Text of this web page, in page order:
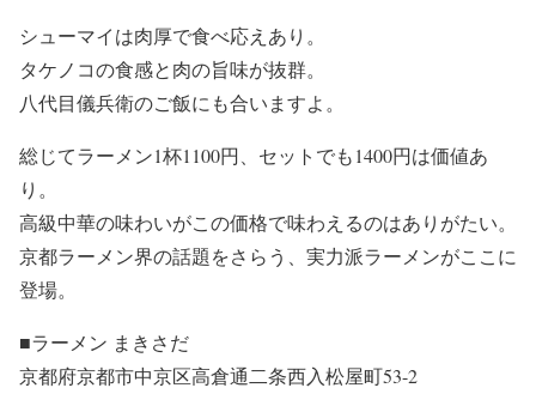
シューマイは肉厚で食べ応えあり。
タケノコの食感と肉の旨味が抜群。
八代目儀兵衛のご飯にも合いますよ。
総じてラーメン1杯1100円、セットでも1400円は価値あ
り。
高級中華の味わいがこの価格で味わえるのはありがたい。
京都ラーメン界の話題をさらう、実力派ラーメンがここに
登場。
■ラーメン まきさだ
京都府京都市中京区高倉通二条西入松屋町53-2